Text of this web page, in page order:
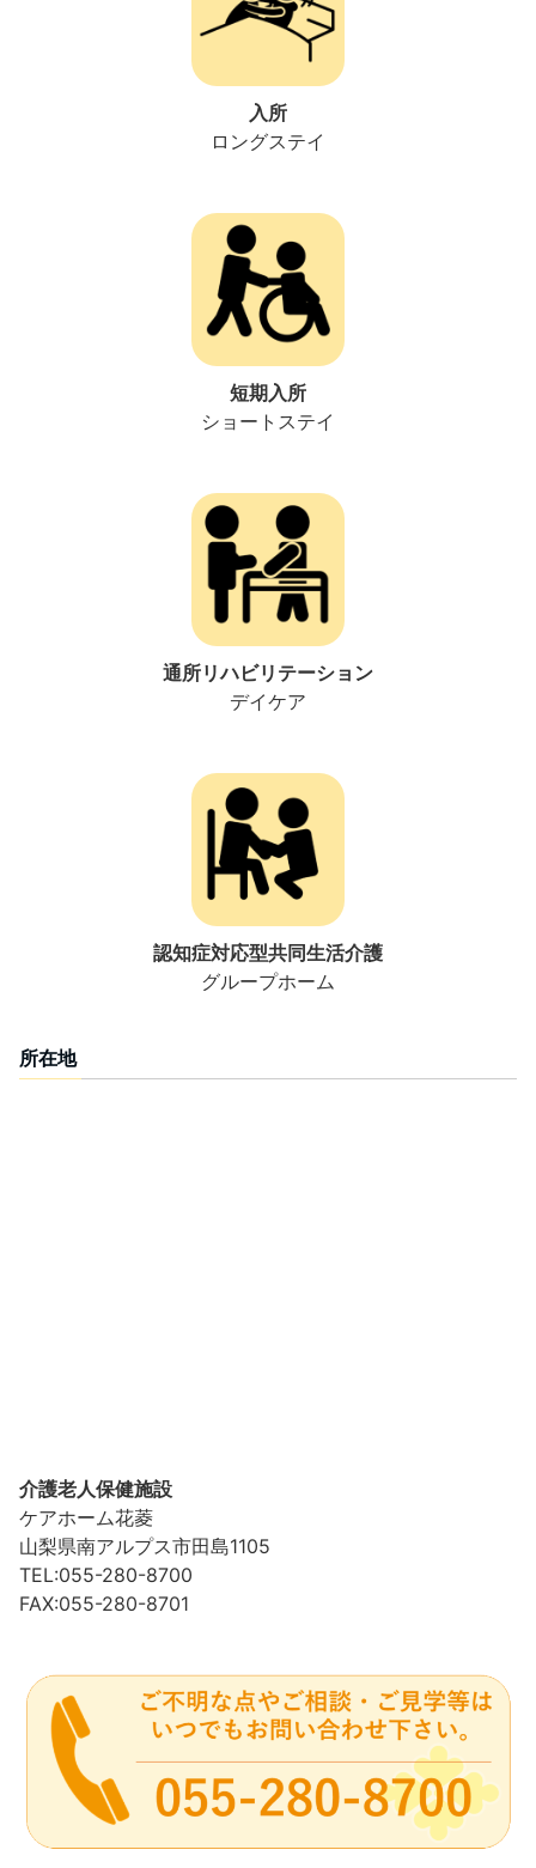
入所
ロングステイ
短期入所
ショートステイ
通所リハビリテーション
デイケア
認知症対応型共同生活介護
グループホーム
所在地
介護老人保健施設
ケアホーム花菱
山梨県南アルプス市田島1105
TEL:055-280-8700
FAX:055-280-8701